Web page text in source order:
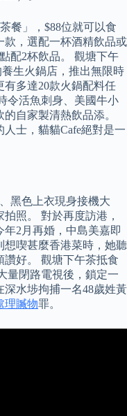
餐」，$88位就可以食
款，選配一杯酒精飲品或
配2杯飲品。 觀塘下午
生火鍋店，推出無限時
多達20款火鍋配料任
令活魚刺身、美國牛小
自家製清熱飲品添。
士，貓貓Cafe絕對是一
黑色上衣現身接機大
照。 對於再度訪港，
2月再婚，中島美嘉即
喫甚麼香港菜時，她聽
好。 觀塘下午茶抵食
量閉路電視後，鎖定一
深水埗拘捕一名48歲姓黃
理贓物罪。